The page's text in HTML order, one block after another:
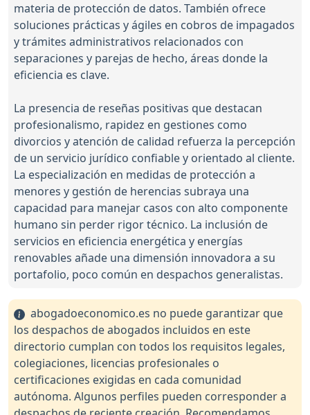
materia de protección de datos. También ofrece
soluciones prácticas y ágiles en cobros de impagados
y trámites administrativos relacionados con
separaciones y parejas de hecho, áreas donde la
eficiencia es clave.
La presencia de reseñas positivas que destacan
profesionalismo, rapidez en gestiones como
divorcios y atención de calidad refuerza la percepción
de un servicio jurídico confiable y orientado al cliente.
La especialización en medidas de protección a
menores y gestión de herencias subraya una
capacidad para manejar casos con alto componente
humano sin perder rigor técnico. La inclusión de
servicios en eficiencia energética y energías
renovables añade una dimensión innovadora a su
portafolio, poco común en despachos generalistas.
abogadoeconomico.es no puede garantizar que
los despachos de abogados incluidos en este
directorio cumplan con todos los requisitos legales,
colegiaciones, licencias profesionales o
certificaciones exigidas en cada comunidad
autónoma. Algunos perfiles pueden corresponder a